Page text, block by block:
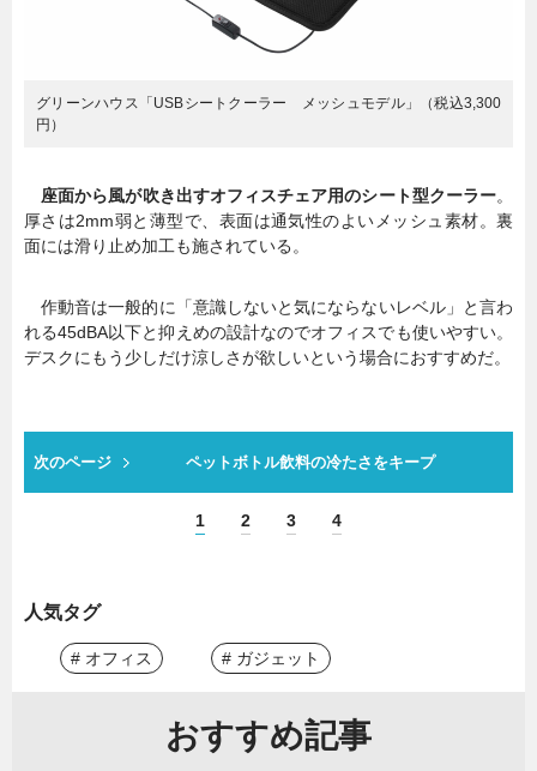
グリーンハウス「USBシートクーラー メッシュモデル」（税込3,300
円）
座面から風が吹き出すオフィスチェア用のシート型クーラー。
厚さは2mm弱と薄型で、表面は通気性のよいメッシュ素材。裏
面には滑り止め加工も施されている。
作動音は一般的に「意識しないと気にならないレベル」と言わ
れる45dBA以下と抑えめの設計なのでオフィスでも使いやすい。
デスクにもう少しだけ涼しさが欲しいという場合におすすめだ。
次のページ ペットボトル飲料の冷たさをキープ
1 2 3 4
人気タグ
# オフィス # ガジェット
おすすめ記事